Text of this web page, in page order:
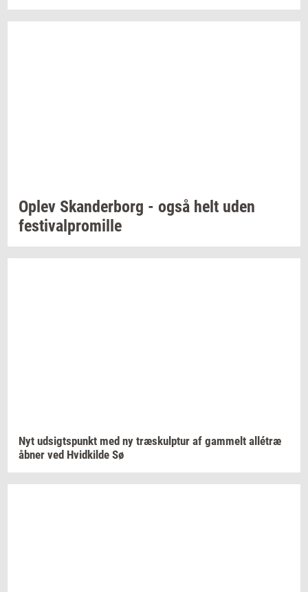
Oplev Skan­der­borg - også helt uden
festi­val­pro­mil­le
Nyt ud­sigts­punkt med ny træskul­p­tur af gam­melt allétræ
åbner ved Hvid­kil­de Sø